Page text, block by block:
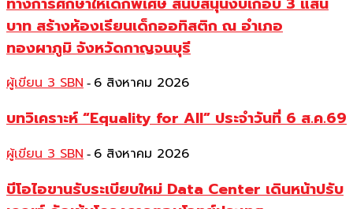
บาท สร้างห้องเรียนเด็กออทิสติก ณ อำเภอ
ทองผาภูมิ จังหวัดกาญจนบุรี
ผู้เขียน 3 SBN - 6 สิงหาคม 2026
บทวิเคราะห์ “Equality for All” ประจำวันที่ 6 ส.ค.69
ผู้เขียน 3 SBN - 6 สิงหาคม 2026
บีโอไอขานรับระเบียบใหม่ Data Center เดินหน้าปรับ